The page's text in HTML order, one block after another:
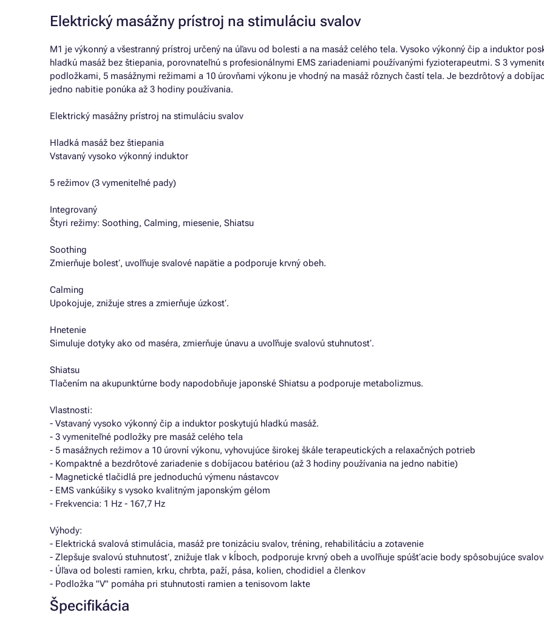
Elektrický masážny prístroj na stimuláciu svalov
M1 je výkonný a všestranný prístroj určený na úľavu od bolesti a na masáž celého tela. Vysoko výkonný čip a induktor
hladkú masáž bez štiepania, porovnateľnú s profesionálnymi EMS zariadeniami používanými fyzioterapeutmi. S 3
podložkami, 5 masážnymi režimami a 10 úrovňami výkonu je vhodný na masáž rôznych častí tela. Je bezdrôtový a
jedno nabitie ponúka až 3 hodiny používania.
Elektrický masážny prístroj na stimuláciu svalov
Hladká masáž bez štiepania
Vstavaný vysoko výkonný induktor
5 režimov (3 vymeniteľné pady)
Integrovaný
Štyri režimy: Soothing, Calming, miesenie, Shiatsu
Soothing
Zmierňuje bolesť, uvoľňuje svalové napätie a podporuje krvný obeh.
Calming
Upokojuje, znižuje stres a zmierňuje úzkosť.
Hnetenie
Simuluje dotyky ako od maséra, zmierňuje únavu a uvoľňuje svalovú stuhnutosť.
Shiatsu
Tlačením na akupunktúrne body napodobňuje japonské Shiatsu a podporuje metabolizmus.
Vlastnosti:
- Vstavaný vysoko výkonný čip a induktor poskytujú hladkú masáž.
- 3 vymeniteľné podložky pre masáž celého tela
- 5 masážnych režimov a 10 úrovní výkonu, vyhovujúce širokej škále terapeutických a relaxačných potrieb
- Kompaktné a bezdrôtové zariadenie s dobíjacou batériou (až 3 hodiny používania na jedno nabitie)
- Magnetické tlačidlá pre jednoduchú výmenu nástavcov
- EMS vankúšiky s vysoko kvalitným japonským gélom
- Frekvencia: 1 Hz - 167,7 Hz
Výhody:
- Elektrická svalová stimulácia, masáž pre tonizáciu svalov, tréning, rehabilitáciu a zotavenie
- Zlepšuje svalovú stuhnutosť, znižuje tlak v kĺboch, podporuje krvný obeh a uvoľňuje spúšťacie body spôsobujúce
- Úľava od bolesti ramien, krku, chrbta, paží, pása, kolien, chodidiel a členkov
- Podložka "V" pomáha pri stuhnutosti ramien a tenisovom lakte
Špecifikácia